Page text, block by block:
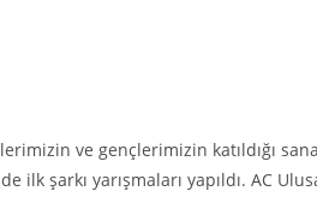
ve gençlerimizin katıldığı
ilk şarkı yarışmaları yapıldı. AC